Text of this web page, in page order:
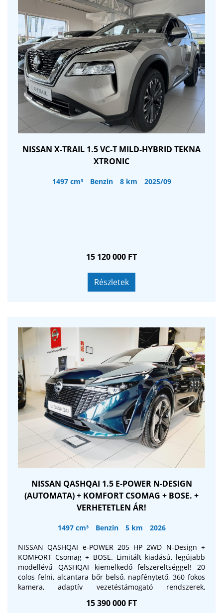
NISSAN X-TRAIL 1.5 VC-T MILD-HYBRID TEKNA
XTRONIC
1497 cm³ Benzin 8 km 2025/09
15 120 000 FT
Részletek
NISSAN QASHQAI 1.5 E-POWER N-DESIGN
(AUTOMATA) + KOMFORT CSOMAG + BOSE. +
VERHETETLEN ÁR!
1497 cm³ Benzin 5 km 2026
NISSAN QASHQAI e-POWER 205 HP 2WD N-Design +
KOMFORT Csomag + BOSE. Limitált kiadású, legújabb
modellévű QASHQAI kiemelkedő felszereltséggel! 20
colos felni, alcantara bőr belső, napfénytető, 360 fokos
kamera, adaptív vezetéstámogató rendszerek,
csomagtérajtó, Head up display, 12.3 colos FULL HD
15 390 000 FT